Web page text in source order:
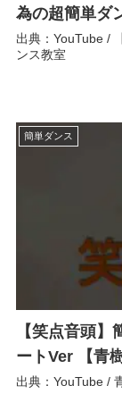
為の超簡単ダ
出典：YouTube /
ンス教室
簡単ダンス
【笑点音頭
ートVer 【青
出典：YouTube /